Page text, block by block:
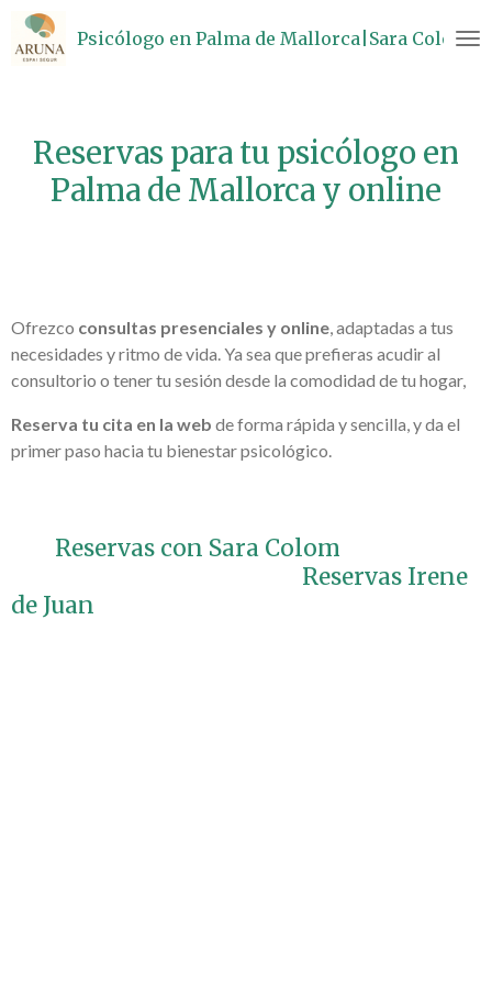
al
Psicólogo en Palma de Mallorca|Sara Colom
Reservas para tu psicólogo en
Palma de Mallorca y online
Ofrezco consultas presenciales y online, adaptadas a tus
necesidades y ritmo de vida. Ya sea que prefieras acudir al
consultorio o tener tu sesión desde la comodidad de tu hogar,
Reserva tu cita en la web de forma rápida y sencilla, y da el
primer paso hacia tu bienestar psicológico.
Reservas con Sara Colom
Reservas Irene
de Juan